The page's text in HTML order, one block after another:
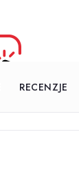
RECENZJE